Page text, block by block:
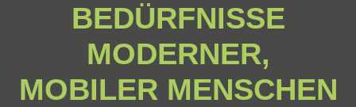
BEDÜRFNISSE
MODERNER,
MOBILER MENSCHEN